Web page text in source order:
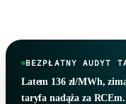
BEZPŁATNY AUDYT
Latem 136 zł/MWh,
taryfa nadąża za RCEm.